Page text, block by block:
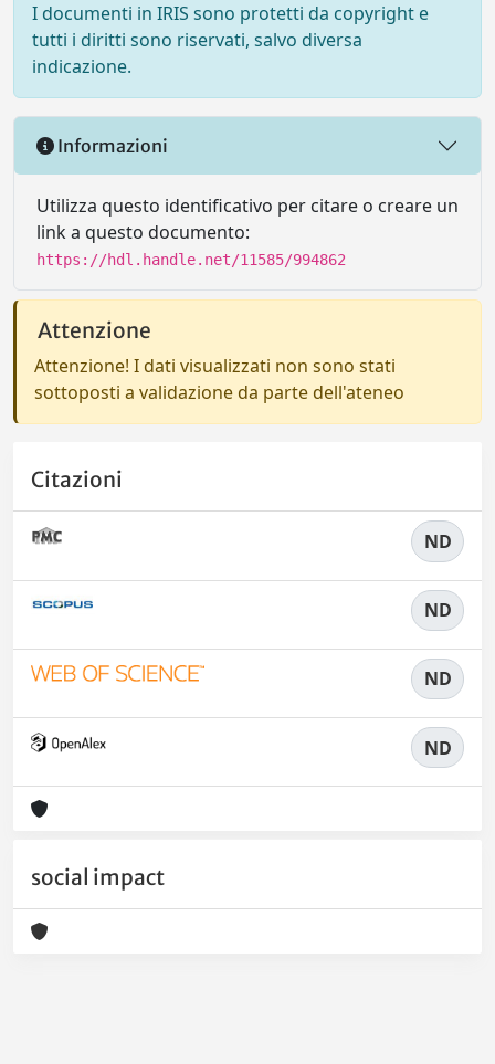
I documenti in IRIS sono protetti da copyright e
tutti i diritti sono riservati, salvo diversa
indicazione.
Informazioni
Utilizza questo identificativo per citare o creare un
link a questo documento:
https://hdl.handle.net/11585/994862
Attenzione
Attenzione! I dati visualizzati non sono stati
sottoposti a validazione da parte dell'ateneo
Citazioni
ND
ND
ND
ND
social impact